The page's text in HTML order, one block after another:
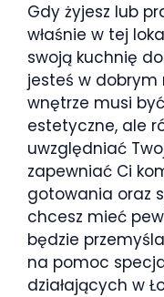
Gdy żyjesz lub
właśnie w tej
swoją kuchnię
jesteś w dobrym
wnętrze musi
estetyczne, ale
uwzględniać
zapewniać Ci
gotowania oraz
chcesz mieć
będzie
na pomoc
działających w